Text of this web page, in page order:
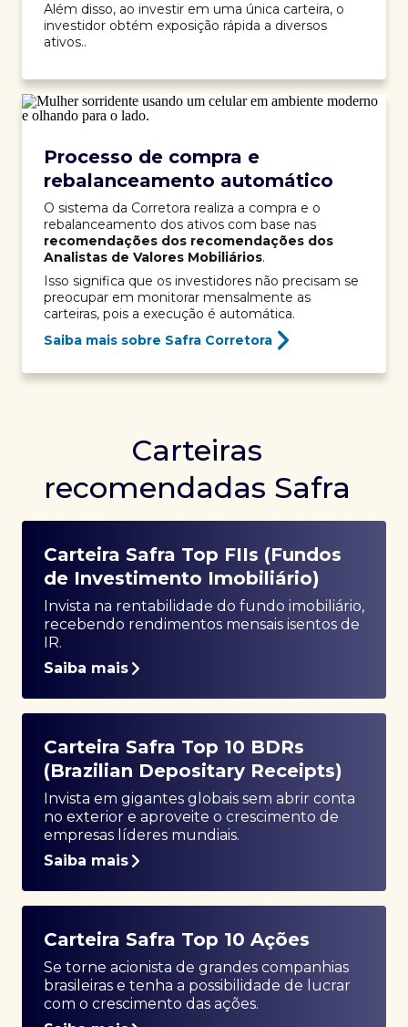
Além disso, ao investir em uma única carteira, o
investidor obtém exposição rápida a diversos
ativos..
Processo de compra e
rebalanceamento automático
O sistema da Corretora realiza a compra e o
rebalanceamento dos ativos com base nas
recomendações dos recomendações dos
Analistas de Valores Mobiliários.
Isso significa que os investidores não precisam se
preocupar em monitorar mensalmente as
carteiras, pois a execução é automática.
Saiba mais sobre Safra Corretora
Carteiras
recomendadas Safra
Carteira Safra Top FIIs (Fundos
de Investimento Imobiliário)
Invista na rentabilidade do fundo imobiliário,
recebendo rendimentos mensais isentos de
IR.
Saiba mais
Carteira Safra Top 10 BDRs
(Brazilian Depositary Receipts)
Invista em gigantes globais sem abrir conta
no exterior e aproveite o crescimento de
empresas líderes mundiais.
Saiba mais
Carteira Safra Top 10 Ações
Se torne acionista de grandes companhias
brasileiras e tenha a possibilidade de lucrar
com o crescimento das ações.